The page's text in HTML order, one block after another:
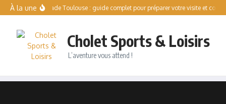
Aller au contenu
À la une
Solo Escalade Toulouse : guide complet pour préparer votre visite et
Cholet Sports & Loisirs
L’aventure vous attend !